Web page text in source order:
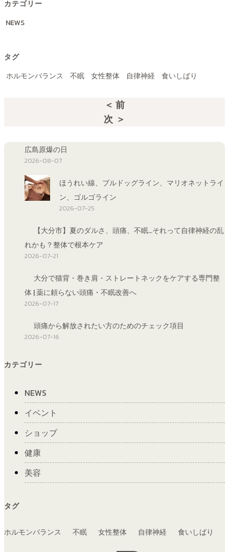
カテゴリー
NEWS
タグ
ホルモンバランス
不眠 女性整体 自律神経 食いしばり
＜ 前
次 ＞
広島原爆の日
2026-08-07
ほうれい線、ブルドッグライン、マリオネットライ
ン、ゴルゴライン
2026-07-25
【大分市】夏のダルさ、頭痛、不眠…それって自律神経の乱
れかも？整体で根本ケア
2026-07-21
大分で猫背・巻き肩・ストレートネックをケアする専門整
体 | 薬に頼らない頭痛・不眠改善へ
2026-07-17
頭痛から解放されたい方のためのチェック項目
2026-07-16
カテゴリー
NEWS
イベント
ショップ
健康
美容
タグ
ホルモンバランス 不眠 女性整体 自律神経 食いしばり